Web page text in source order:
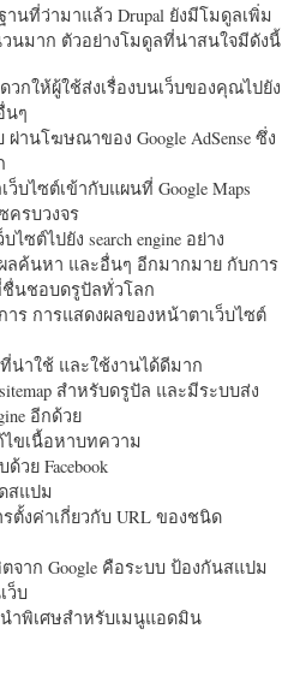
นที่ว่ามาแล้ว Drupal ยังมีโมดูลเพิ่ม
นมาก ตัวอย่างโมดูลที่น่าสนใจมีดังนี้
กให้ผู้ใช้ส่งเรื่องบนเว็บของคุณไปยัง
นๆ
ผ่านโฆษณาของ Google AdSense ซึ่ง
บไซต์เข้ากับแผนที่ Google Maps
ครบวงจร
ไซต์ไปยัง search engine อย่าง
ลค้นหา และอื่นๆ อีกมากมาย กับการ
นชอบดรูปัลทั่วโลก
ร การแสดงผลของหน้าตาเว็บไซต์
น่าใช้ และใช้งานได้ดีมาก
สำหรับดรูปัล และมีระบบส่ง
อีกด้วย
ขเนื้อหาบทความ
วย Facebook
สแปม
ตั้งค่าเกี่ยวกับ URL ของชนิด
จาก Google คือระบบ ป้องกันสแปม
ว็บ
ำพิเศษสำหรับเมนูแอดมิน